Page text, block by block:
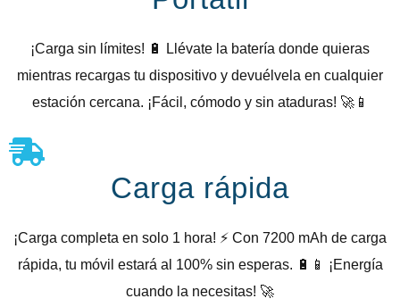
¡Carga sin límites! 🔋 Llévate la batería donde quieras
mientras recargas tu dispositivo y devuélvela en cualquier
estación cercana. ¡Fácil, cómodo y sin ataduras! 🚀📱
Carga rápida
¡Carga completa en solo 1 hora! ⚡ Con 7200 mAh de carga
rápida, tu móvil estará al 100% sin esperas. 🔋📱 ¡Energía
cuando la necesitas! 🚀